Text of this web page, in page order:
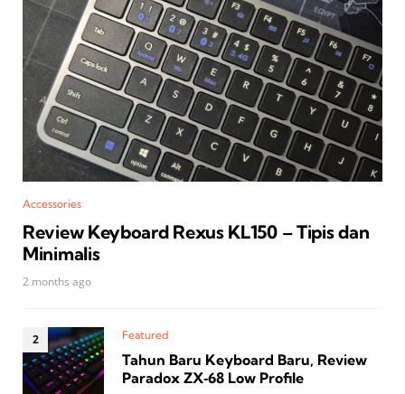
Accessories
Review Keyboard Rexus KL150 – Tipis dan
Minimalis
2 months ago
Featured
Tahun Baru Keyboard Baru, Review
Paradox ZX‑68 Low Profile